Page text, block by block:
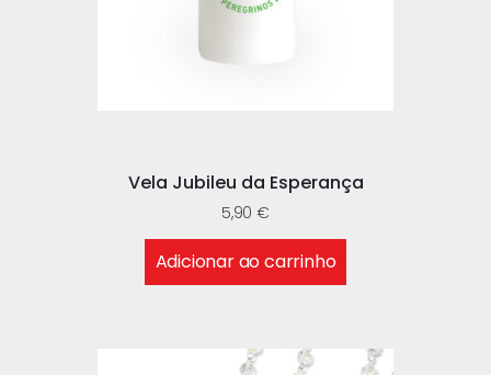
Vela Jubileu da Esperança
5,90€
Adicionar ao carrinho